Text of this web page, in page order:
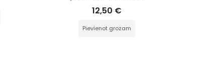
Pievienot grozam